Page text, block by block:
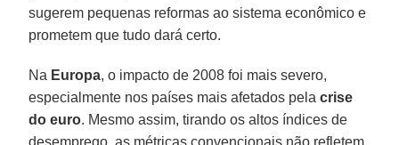
sugerem pequenas reformas ao sistema econômico e
prometem que tudo dará certo.
Na Europa, o impacto de 2008 foi mais severo,
especialmente nos países mais afetados pelacrise
do euro. Mesmo assim, tirando os altos índices de
desemprego, as métricas convencionais não refletem